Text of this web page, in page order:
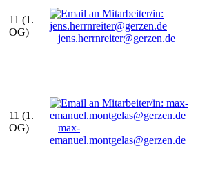
11 (1.
OG)
jens.herrnreiter@gerzen.de
11 (1.
OG)
max-
emanuel.montgelas@gerzen.de